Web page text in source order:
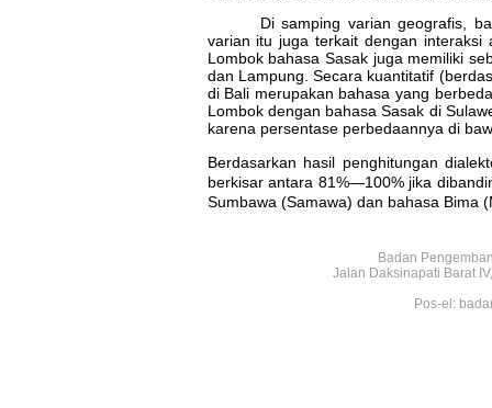
Di samping varian geografis,
varian itu juga terkait dengan
Lombok bahasa Sasak juga memiliki
dan Lampung. Secara kuantitatif
di Bali merupakan bahasa yang
Lombok dengan bahasa Sasak di
karena persentase perbedaannya di
Berdasarkan hasil penghitungan
berkisar antara 81%—100% jika
Sumbawa (Samawa) dan bahasa Bima
Badan
Jalan Daksinapati Barat
Pos-el: